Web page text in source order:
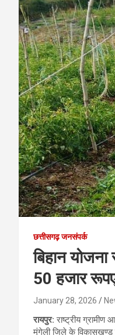
छत्तीसगढ़ जनसंपर्क
बिहान योजना
50 हजार
January 28, 2026
रायपुर: राष्ट्रीय ग्रामीण
मुंगेली जिले के विकासखण्ड